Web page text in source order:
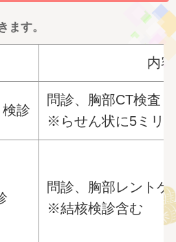
す。
内容
診
問診、胸部CT検査
※らせん状に5ミリ
問診、胸部レントゲ
※結核検診含む